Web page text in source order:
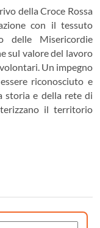
della Croce Rossa
con il tessuto
delle Misericordie
sul valore del lavoro
Un impegno
riconosciuto e
storia e della rete di
il territorio